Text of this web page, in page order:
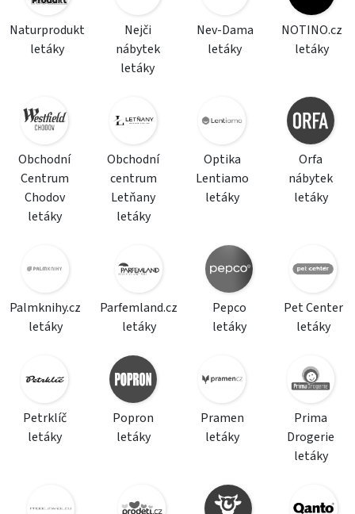
Naturprodukt
letáky
Nejči
nábytek
letáky
Nev-Dama
letáky
NOTINO.cz
letáky
Obchodní
Centrum
Chodov
letáky
Obchodní
centrum
Letňany
letáky
Optika
Lentiamo
letáky
Orfa
nábytek
letáky
Palmknihy.cz
letáky
Parfemland.cz
letáky
Pepco
letáky
Pet Center
letáky
Petrklíč
letáky
Popron
letáky
Pramen
letáky
Prima
Drogerie
letáky